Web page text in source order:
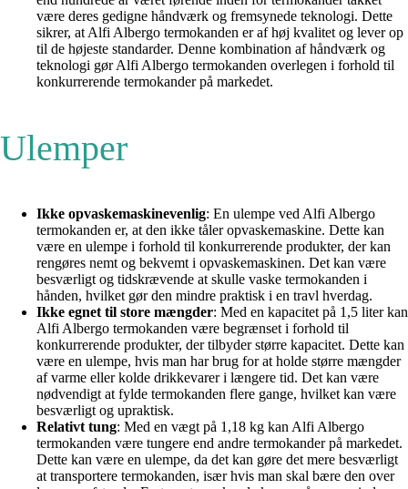
være deres gedigne håndværk og fremsynede teknologi. Dette
sikrer, at Alfi Albergo termokanden er af høj kvalitet og lever op
til de højeste standarder. Denne kombination af håndværk og
teknologi gør Alfi Albergo termokanden overlegen i forhold til
konkurrerende termokander på markedet.
Ulemper
Ikke opvaskemaskinevenlig: En ulempe ved Alfi Albergo
termokanden er, at den ikke tåler opvaskemaskine. Dette kan
være en ulempe i forhold til konkurrerende produkter, der kan
rengøres nemt og bekvemt i opvaskemaskinen. Det kan være
besværligt og tidskrævende at skulle vaske termokanden i
hånden, hvilket gør den mindre praktisk i en travl hverdag.
Ikke egnet til store mængder: Med en kapacitet på 1,5 liter kan
Alfi Albergo termokanden være begrænset i forhold til
konkurrerende produkter, der tilbyder større kapacitet. Dette kan
være en ulempe, hvis man har brug for at holde større mængder
af varme eller kolde drikkevarer i længere tid. Det kan være
nødvendigt at fylde termokanden flere gange, hvilket kan være
besværligt og upraktisk.
Relativt tung: Med en vægt på 1,18 kg kan Alfi Albergo
termokanden være tungere end andre termokander på markedet.
Dette kan være en ulempe, da det kan gøre det mere besværligt
at transportere termokanden, især hvis man skal bære den over